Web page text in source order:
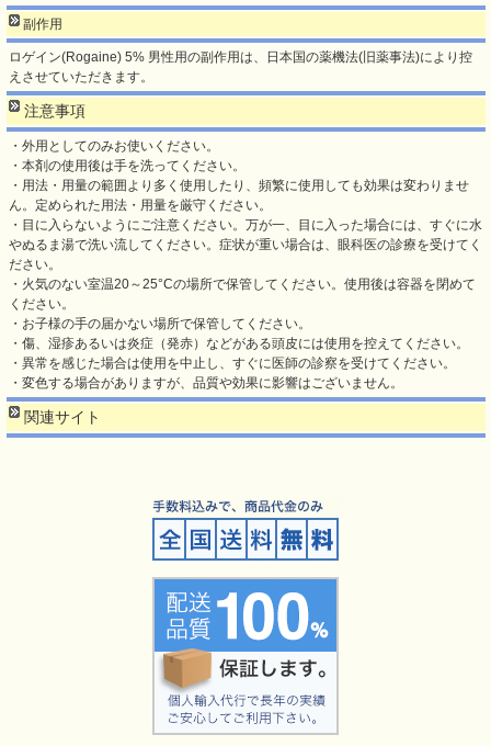
副作用
ロゲイン(Rogaine) 5% 男性用の副作用は、日本国の薬機法(旧薬事法)により控
えさせていただきます。
注意事項
・外用としてのみお使いください。
・本剤の使用後は手を洗ってください。
・用法・用量の範囲より多く使用したり、頻繁に使用しても効果は変わりませ
ん。定められた用法・用量を厳守ください。
・目に入らないようにご注意ください。万が一、目に入った場合には、すぐに水
やぬるま湯で洗い流してください。症状が重い場合は、眼科医の診療を受けてく
ださい。
・火気のない室温20～25°Cの場所で保管してください。使用後は容器を閉めて
ください。
・お子様の手の届かない場所で保管してください。
・傷、湿疹あるいは炎症（発赤）などがある頭皮には使用を控えてください。
・異常を感じた場合は使用を中止し、すぐに医師の診察を受けてください。
・変色する場合がありますが、品質や効果に影響はございません。
関連サイト